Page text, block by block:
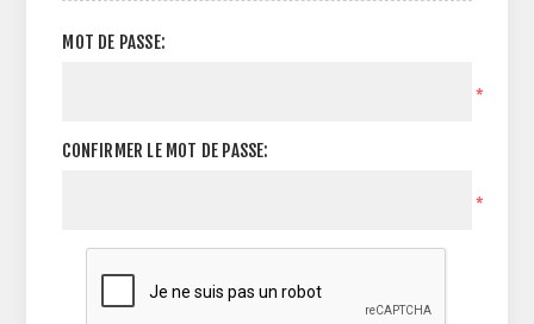
MOT DE PASSE:
*
CONFIRMER LE MOT DE PASSE:
*